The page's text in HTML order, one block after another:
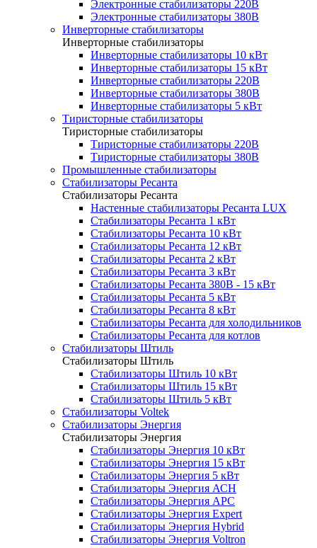
Электронные стабилизаторы 220В
Электронные стабилизаторы 380В
Инверторные стабилизаторы
Инверторные стабилизаторы
Инверторные стабилизаторы 10 кВт
Инверторные стабилизаторы 15 кВт
Инверторные стабилизаторы 220В
Инверторные стабилизаторы 380В
Инверторные стабилизаторы 5 кВт
Тиристорные стабилизаторы
Тиристорные стабилизаторы
Тиристорные стабилизаторы 220В
Тиристорные стабилизаторы 380В
Промышленные стабилизаторы
Стабилизаторы Ресанта
Стабилизаторы Ресанта
Настенные стабилизаторы Ресанта LUX
Стабилизаторы Ресанта 1 кВт
Стабилизаторы Ресанта 10 кВт
Стабилизаторы Ресанта 12 кВт
Стабилизаторы Ресанта 2 кВт
Стабилизаторы Ресанта 3 кВт
Стабилизаторы Ресанта 380В - 15 кВт
Стабилизаторы Ресанта 5 кВт
Стабилизаторы Ресанта 8 кВт
Стабилизаторы Ресанта для холодильников
Стабилизаторы Ресанта для котлов
Стабилизаторы Штиль
Стабилизаторы Штиль
Стабилизаторы Штиль 10 кВт
Стабилизаторы Штиль 15 кВт
Стабилизаторы Штиль 5 кВт
Стабилизаторы Voltek
Стабилизаторы Энергия
Стабилизаторы Энергия
Стабилизаторы Энергия 10 кВт
Стабилизаторы Энергия 15 кВт
Стабилизаторы Энергия 5 кВт
Стабилизаторы Энергия АСН
Стабилизаторы Энергия АРС
Стабилизаторы Энергия Expert
Стабилизаторы Энергия Hybrid
Стабилизаторы Энергия Voltron